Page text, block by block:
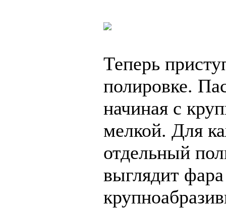
Теперь
полировке.
начиная с
мелкой. Для
отдельный
выглядит